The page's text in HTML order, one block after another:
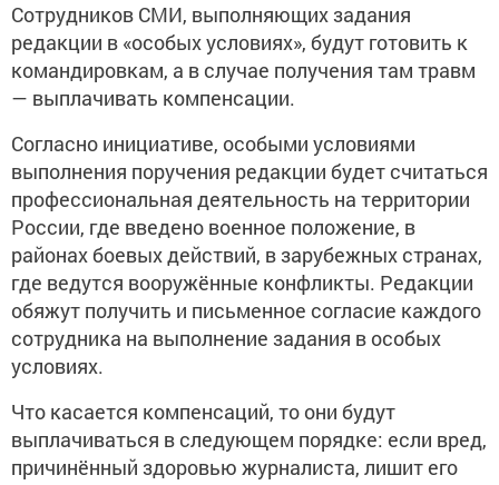
Сотрудников СМИ, выполняющих задания
редакции в «особых условиях», будут готовить к
командировкам, а в случае получения там травм
— выплачивать компенсации.
Согласно инициативе, особыми условиями
выполнения поручения редакции будет считаться
профессиональная деятельность на территории
России, где введено военное положение, в
районах боевых действий, в зарубежных странах,
где ведутся вооружённые конфликты. Редакции
обяжут получить и письменное согласие каждого
сотрудника на выполнение задания в особых
условиях.
Что касается компенсаций, то они будут
выплачиваться в следующем порядке: если вред,
причинённый здоровью журналиста, лишит его